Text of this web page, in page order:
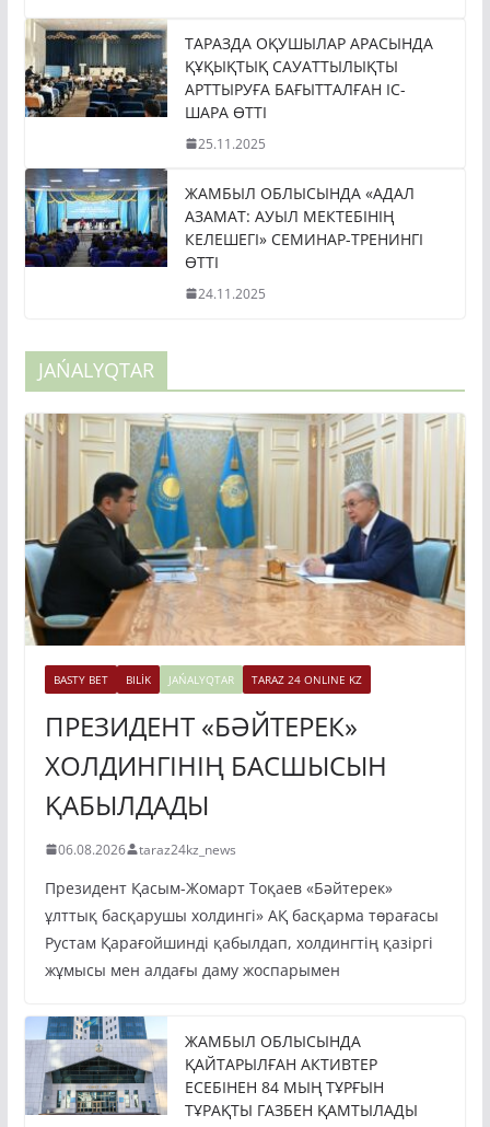
ТАРАЗДА ОҚУШЫЛАР АРАСЫНДА
ҚҰҚЫҚТЫҚ САУАТТЫЛЫҚТЫ
АРТТЫРУҒА БАҒЫТТАЛҒАН ІС-
ШАРА ӨТТІ
25.11.2025
ЖАМБЫЛ ОБЛЫСЫНДА «АДАЛ
АЗАМАТ: АУЫЛ МЕКТЕБІНІҢ
КЕЛЕШЕГІ» СЕМИНАР-ТРЕНИНГІ
ӨТТІ
24.11.2025
JAŃALYQTAR
BASTY BET BILİK JAŃALYQTAR TARAZ 24 ONLINE KZ
ПРЕЗИДЕНТ «БӘЙТЕРЕК»
ХОЛДИНГІНІҢ БАСШЫСЫН
ҚАБЫЛДАДЫ
06.08.2026 taraz24kz_news
Президент Қасым-Жомарт Тоқаев «Бәйтерек»
ұлттық басқарушы холдингі» АҚ басқарма төрағасы
Рустам Қарағойшинді қабылдап, холдингтің қазіргі
жұмысы мен алдағы даму жоспарымен
ЖАМБЫЛ ОБЛЫСЫНДА
ҚАЙТАРЫЛҒАН АКТИВТЕР
ЕСЕБІНЕН 84 МЫҢ ТҰРҒЫН
ТҰРАҚТЫ ГАЗБЕН ҚАМТЫЛАДЫ